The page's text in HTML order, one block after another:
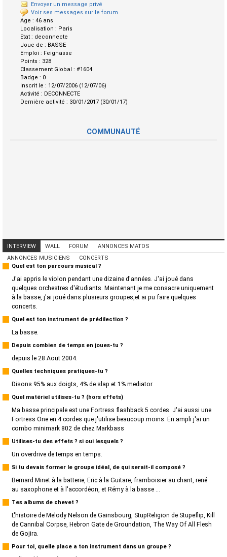
Envoyer un message privé
Voir ses messages sur le forum
Age : 46 ans
Localisation : Paris
Etat : deconnecte
Joue de : BASSE
Emploi : Feignasse
Points : 328
Classement Global : #1604
Badge : 0
Inscrit le : 12/07/2006 (12/07/06)
Activité : DECONNECTE
Dernière activité : 30/01/2017 (30/01/17)
COMMUNAUTÉ
INTERVIEW WALL FORUM
ANNONCES MATOS
ANNONCES MUSICIENS
CONCERTS
Quel est ton parcours musical ?
J'ai appris le violon pendant une dizaine d'années. J'ai joué dans
quelques orchestres d'étudiants. Maintenant je me consacre uniquement
à la basse, j'ai joué dans plusieurs groupes,et ai pu faire quelques
concerts.
Quel est ton instrument de prédilection ?
La basse.
Depuis combien de temps en joues-tu ?
depuis le 28 Aout 2004.
Quelles techniques pratiques-tu ?
Disons 95% aux doigts, 4% de slap et 1% mediator
Quel matériel utilises-tu ? (hors effets)
Ma basse principale est une Fortress flashback 5 cordes. J'ai aussi une
Fortress One en 4 cordes que j'utilise beaucoup moins. En ampli j'ai un
combo minimark 802 de chez Markbass
Utilises-tu des effets ? si oui lesquels ?
Un overdrive de temps en temps.
Si tu devais former le groupe idéal, de qui serait-il composé ?
Bernard Minet à la batterie, Eric à la Guitare, framboisier au chant, rené
au saxophone et à l'accordéon, et Rémy à la basse ...
Tes albums de chevet ?
L'histoire de Melody Nelson de Gainsbourg, StupReligion de Stupeflip, Kill
de Cannibal Corpse, Hebron Gate de Groundation, The Way Of All Flesh
de Gojira.
Pour toi, quelle place a ton instrument dans un groupe ?